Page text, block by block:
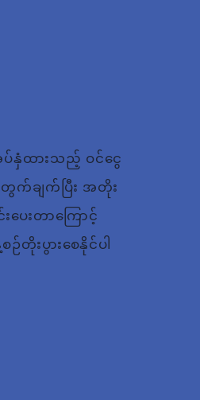
ပ်နှံထားသည့် ဝင်ငွေ
တွက်ချက်ပြီး အတိုး
ပေးတာကြောင့်
စဉ်တိုးပွားစေနိုင်ပါ